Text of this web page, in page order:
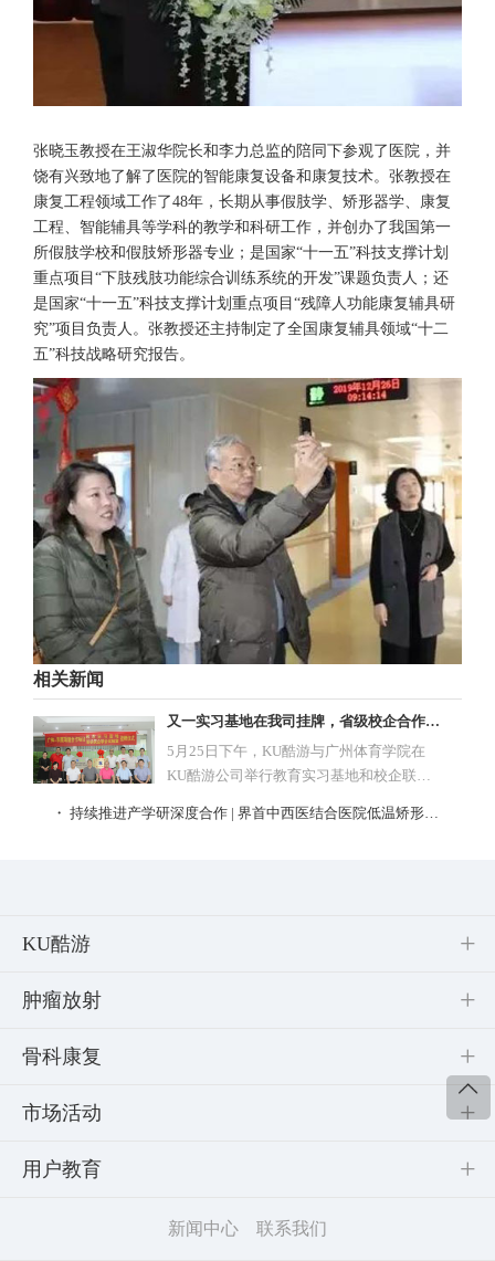
张晓玉教授在王淑华院长和李力总监的陪同下参观了医院，并
饶有兴致地了解了医院的智能康复设备和康复技术。张教授在
康复工程领域工作了48年，长期从事假肢学、矫形器学、康复
工程、智能辅具等学科的教学和科研工作，并创办了我国第一
所假肢学校和假肢矫形器专业；是国家“十一五”科技支撑计划
重点项目“下肢残肢功能综合训练系统的开发”课题负责人；还
是国家“十一五”科技支撑计划重点项目“残障人功能康复辅具研
究”项目负责人。张教授还主持制定了全国康复辅具领域“十二
五”科技战略研究报告。
相关新闻
又一实习基地在我司挂牌，省级校企合作项目启动！
5月25日下午，KU酷游与广州体育学院在
KU酷游公司举行教育实习基地和校企联合
・ 持续推进产学研深度合作 | 界首中西医结合医院低温矫形器培训基地挂牌成立
KU酷游
肿瘤放射
骨科康复
市场活动
用户教育
新闻中心 联系我们